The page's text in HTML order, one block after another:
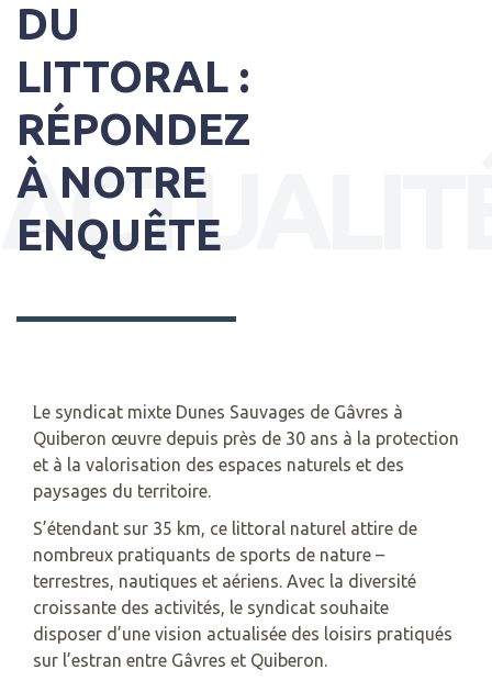
DU
LITTORAL :
RÉPONDEZ
À NOTRE
ENQUÊTE
Le syndicat mixte Dunes Sauvages de Gâvres à
Quiberon œuvre depuis près de 30 ans à la protection
et à la valorisation des espaces naturels et des
paysages du territoire.
S’étendant sur 35 km, ce littoral naturel attire de
nombreux pratiquants de sports de nature –
terrestres, nautiques et aériens. Avec la diversité
croissante des activités, le syndicat souhaite
disposer d’une vision actualisée des loisirs pratiqués
sur l’estran entre Gâvres et Quiberon.